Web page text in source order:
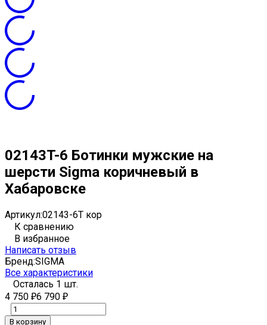
02143T-6 Ботинки мужские на
шерсти Sigma коричневый в
Хабаровске
Артикул:02143-6Т кор
К сравнению
В избранное
Написать отзыв
Бренд:SIGMA
Все характеристики
Осталась 1 шт.
4 750 ₽6 790 ₽
В корзину